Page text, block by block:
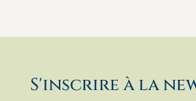
S'inscrire à la